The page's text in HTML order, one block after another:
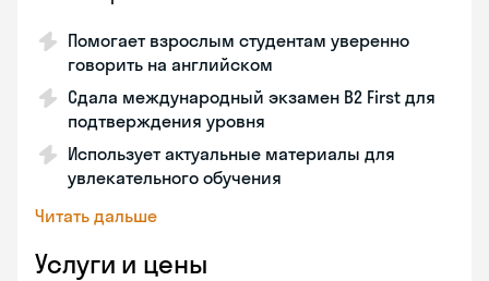
Помогает взрослым студентам уверенно
говорить на английском
Сдала международный экзамен B2 First для
подтверждения уровня
Использует актуальные материалы для
увлекательного обучения
Читать дальше
Услуги и цены